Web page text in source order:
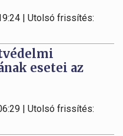
| Utolsó frissítés:
esetei az
| Utolsó frissítés: